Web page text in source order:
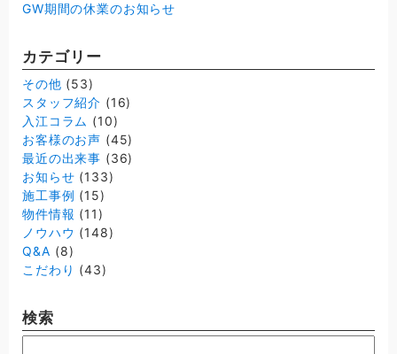
GW期間の休業のお知らせ
カテゴリー
その他 (53)
スタッフ紹介 (16)
入江コラム (10)
お客様のお声 (45)
最近の出来事 (36)
お知らせ (133)
施工事例 (15)
物件情報 (11)
ノウハウ (148)
Q&A (8)
こだわり (43)
検索